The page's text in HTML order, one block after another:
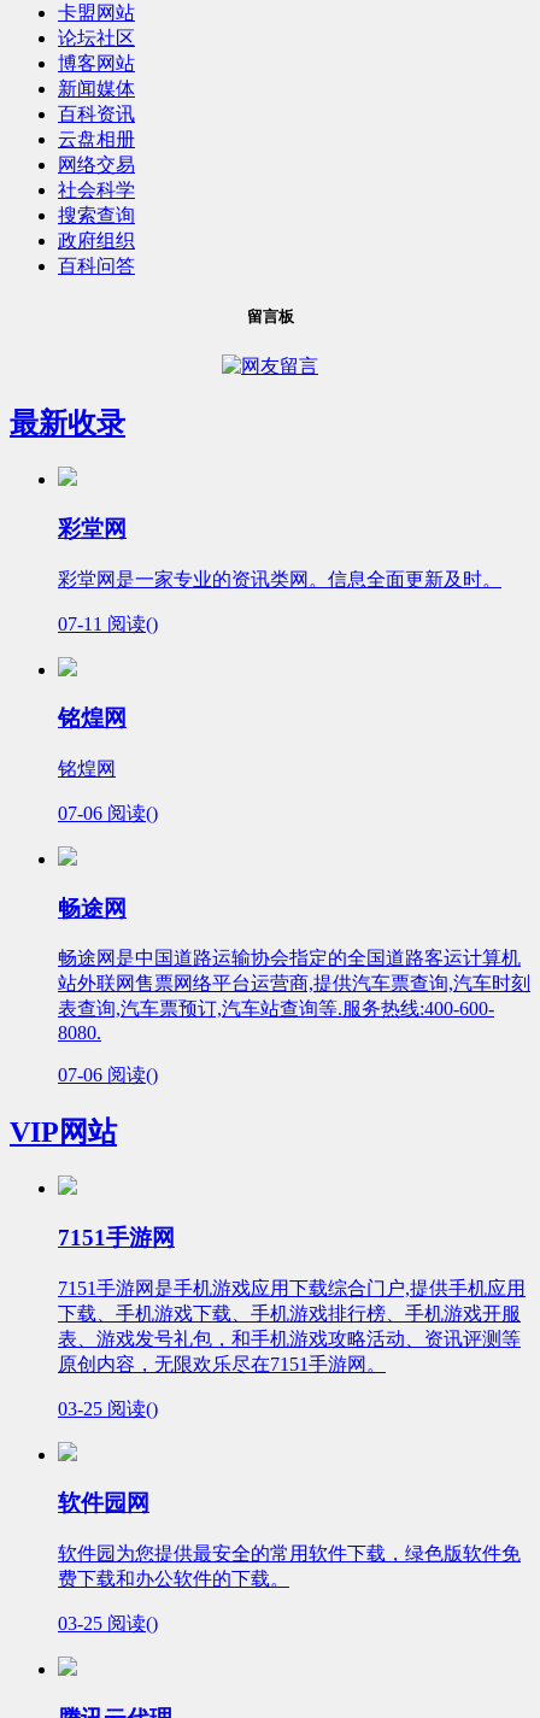
卡盟网站
论坛社区
博客网站
新闻媒体
百科资讯
云盘相册
网络交易
社会科学
搜索查询
政府组织
百科问答
留言板
最新收录
彩堂网
彩堂网是一家专业的资讯类网。信息全面更新及时。
07-11 阅读()
铭煌网
铭煌网
07-06 阅读()
畅途网
畅途网是中国道路运输协会指定的全国道路客运计算机
站外联网售票网络平台运营商,提供汽车票查询,汽车时刻
表查询,汽车票预订,汽车站查询等.服务热线:400-600-
8080.
07-06 阅读()
VIP网站
7151手游网
7151手游网是手机游戏应用下载综合门户,提供手机应用
下载、手机游戏下载、手机游戏排行榜、手机游戏开服
表、游戏发号礼包，和手机游戏攻略活动、资讯评测等
原创内容，无限欢乐尽在7151手游网。
03-25 阅读()
软件园网
软件园为您提供最安全的常用软件下载，绿色版软件免
费下载和办公软件的下载。
03-25 阅读()